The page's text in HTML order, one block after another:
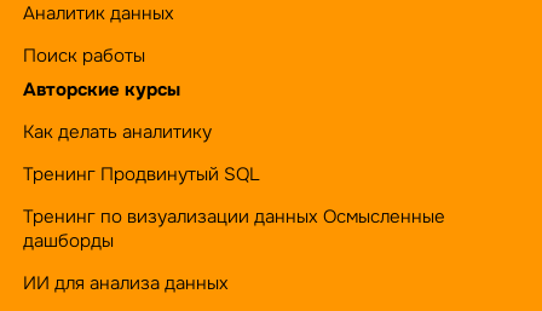
Аналитик данных
Поиск работы
Авторские курсы
Как делать аналитику
Тренинг Продвинутый SQL
Тренинг по визуализации данных Осмысленные
дашборды
ИИ для анализа данных